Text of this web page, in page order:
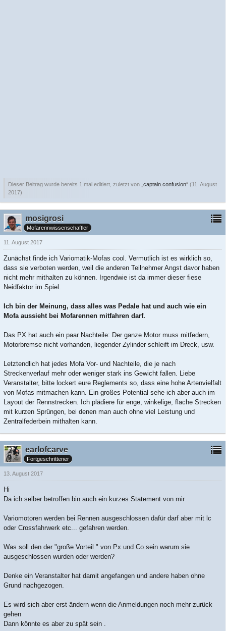
Dieser Beitrag wurde bereits 1 mal editiert, zuletzt von „ captain.confusion“ (11. August
2017)
mosigrosi
Mofarennwissenschaftler
11. August 2017
Zunächst finde ich Variomatik-Mofas cool. Vermutlich ist es wirklich so,
dass sie verboten werden, weil die anderen Teilnehmer Angst davor haben
nicht mehr mithalten zu können. Irgendwie ist da immer dieser fiese
Neidfaktor im Spiel.
Ich bin der Meinung, dass alles was Pedale hat und auch wie ein
Mofa aussieht bei Mofarennen mitfahren darf.
Das PX hat auch ein paar Nachteile: Der ganze Motor muss mitfedern,
Motorbremse nicht vorhanden, liegender Zylinder schleift im Dreck, usw.
Letztendlich hat jedes Mofa Vor- und Nachteile, die je nach
Streckenverlauf mehr oder weniger stark ins Gewicht fallen. Liebe
Veranstalter, bitte lockert eure Reglements so, dass eine hohe Artenvielfalt
von Mofas mitmachen kann. Ein großes Potential sehe ich aber auch im
Layout der Rennstrecken. Ich plädiere für enge, winkelige, flache Strecken
mit kurzen Sprüngen, bei denen man auch ohne viel Leistung und
Zentralfederbein mithalten kann.
earlofcarve
Fortgeschrittener
13. August 2017
Hi
Da ich selber betroffen bin auch ein kurzes Statement von mir
Variomotoren werden bei Rennen ausgeschlossen dafür darf aber mit lc
oder Crossfahrwerk etc... gefahren werden.
Was soll den der "große Vorteil " von Px und Co sein warum sie
ausgeschlossen wurden oder werden?
Denke ein Veranstalter hat damit angefangen und andere haben ohne
Grund nachgezogen.
Es wird sich aber erst ändern wenn die Anmeldungen noch mehr zurück
gehen
Dann könnte es aber zu spät sein .